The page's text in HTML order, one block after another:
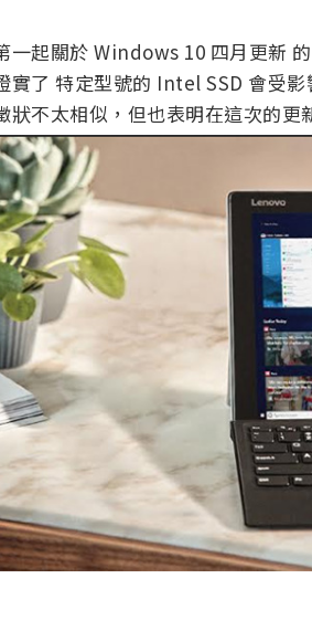
一起關於 Windows 10 四月更新
實了 特定型號的 Intel SSD 會受
狀不太相似，但也表明在這次的更